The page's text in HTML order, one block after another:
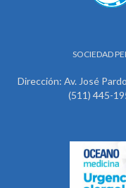
SOCIEDAD
Dirección: Av. José
(511) 445-